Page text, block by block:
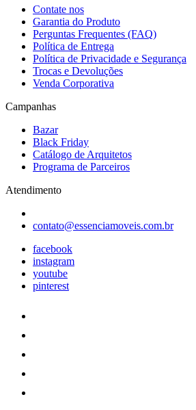
Contate nos
Garantia do Produto
Perguntas Frequentes (FAQ)
Política de Entrega
Política de Privacidade e Segurança
Trocas e Devoluções
Venda Corporativa
Campanhas
Bazar
Black Friday
Catálogo de Arquitetos
Programa de Parceiros
Atendimento
contato@essenciamoveis.com.br
facebook
instagram
youtube
pinterest